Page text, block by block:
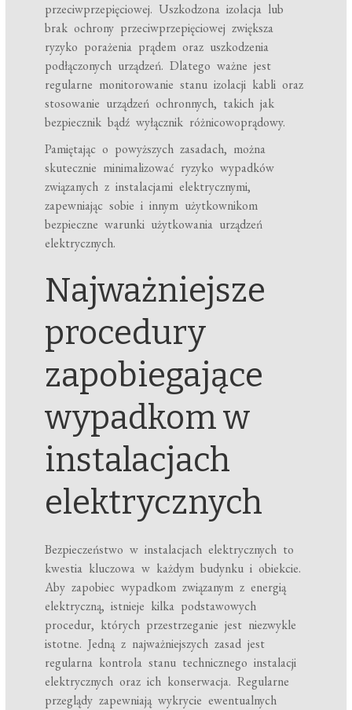
przeciwprzepięciowej. Uszkodzona izolacja lub
brak ochrony przeciwprzepięciowej zwiększa
ryzyko porażenia prądem oraz uszkodzenia
podłączonych urządzeń. Dlatego ważne jest
regularne monitorowanie stanu izolacji kabli oraz
stosowanie urządzeń ochronnych, takich jak
bezpiecznik bądź wyłącznik różnicowoprądowy.
Pamiętając o powyższych zasadach, można
skutecznie minimalizować ryzyko wypadków
związanych z instalacjami elektrycznymi,
zapewniając sobie i innym użytkownikom
bezpieczne warunki użytkowania urządzeń
elektrycznych.
Najważniejsze
procedury
zapobiegające
wypadkom w
instalacjach
elektrycznych
Bezpieczeństwo w instalacjach elektrycznych to
kwestia kluczowa w każdym budynku i obiekcie.
Aby zapobiec wypadkom związanym z energią
elektryczną, istnieje kilka podstawowych
procedur, których przestrzeganie jest niezwykle
istotne. Jedną z najważniejszych zasad jest
regularna kontrola stanu technicznego instalacji
elektrycznych oraz ich konserwacja. Regularne
przeglądy zapewniają wykrycie ewentualnych